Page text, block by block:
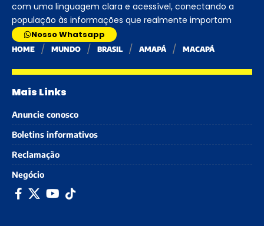
com uma linguagem clara e acessível, conectando a
população às informações que realmente importam
Nosso Whatsapp
HOME MUNDO BRASIL AMAPÁ MACAPÁ
Mais Links
Anuncie conosco
Boletins informativos
Reclamação
Negócio